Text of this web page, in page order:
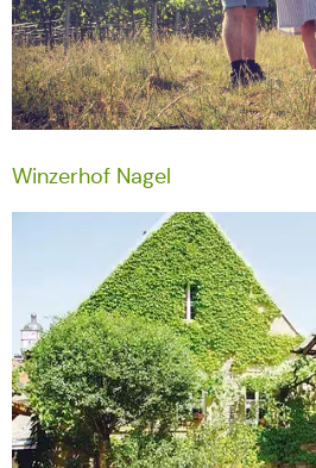
Winzerhof Nagel